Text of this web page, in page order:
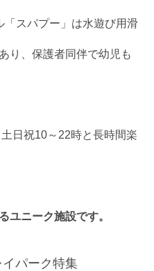
スパプー」は水遊び用滑
り、保護者同伴で幼児も
日祝10～22時と長時間楽
ユニーク施設です。
パーク特集